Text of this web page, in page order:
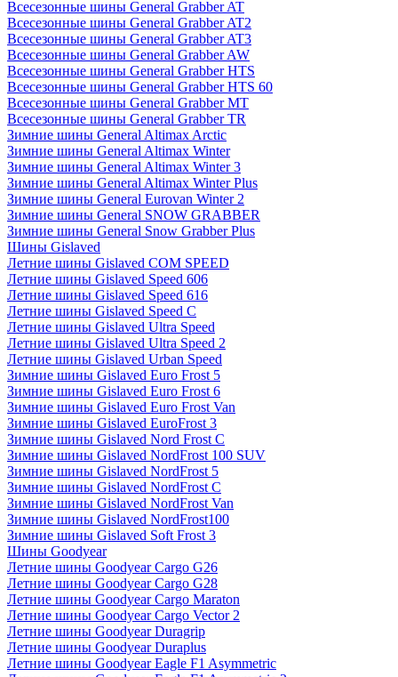
Всесезонные шины General Grabber AT
Всесезонные шины General Grabber AT2
Всесезонные шины General Grabber AT3
Всесезонные шины General Grabber AW
Всесезонные шины General Grabber HTS
Всесезонные шины General Grabber HTS 60
Всесезонные шины General Grabber MT
Всесезонные шины General Grabber TR
Зимние шины General Altimax Arctic
Зимние шины General Altimax Winter
Зимние шины General Altimax Winter 3
Зимние шины General Altimax Winter Plus
Зимние шины General Eurovan Winter 2
Зимние шины General SNOW GRABBER
Зимние шины General Snow Grabber Plus
Шины Gislaved
Летние шины Gislaved COM SPEED
Летние шины Gislaved Speed 606
Летние шины Gislaved Speed 616
Летние шины Gislaved Speed C
Летние шины Gislaved Ultra Speed
Летние шины Gislaved Ultra Speed 2
Летние шины Gislaved Urban Speed
Зимние шины Gislaved Euro Frost 5
Зимние шины Gislaved Euro Frost 6
Зимние шины Gislaved Euro Frost Van
Зимние шины Gislaved EuroFrost 3
Зимние шины Gislaved Nord Frost C
Зимние шины Gislaved NordFrost 100 SUV
Зимние шины Gislaved NordFrost 5
Зимние шины Gislaved NordFrost C
Зимние шины Gislaved NordFrost Van
Зимние шины Gislaved NordFrost100
Зимние шины Gislaved Soft Frost 3
Шины Goodyear
Летние шины Goodyear Cargo G26
Летние шины Goodyear Cargo G28
Летние шины Goodyear Cargo Maraton
Летние шины Goodyear Cargo Vector 2
Летние шины Goodyear Duragrip
Летние шины Goodyear Duraplus
Летние шины Goodyear Eagle F1 Asymmetric